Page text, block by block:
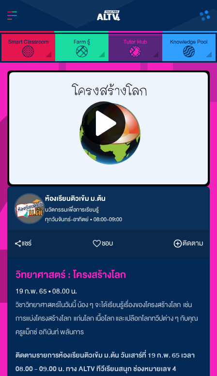
Smart Classroom Farm รู้ Tutor Hub Knowledge Pool
ห้องเรียนติวเข้ม ม.ต้น
นวัตกรรมเพื่อการเรียนรู้
ทุกวันจันทร์-อาทิตย์ • 08:00-09:00
แชร์ ชอบ ติดตาม
วิทยาศาสตร์ : โครงสร้างโลก
19 ก.พ. 65 • 08.00 น.
วิชาวิทยาศาสตร์ในวันนี้ น้อง ๆ จะได้เรียนรู้เรื่องของโครงสร้างโลก เช่น
การแบ่งโครงสร้างโลก แก่นโลก เนื้อโลก และเปลือกโลกทวีปต่าง ๆ กับคุณ
ครูแม็กซ์ อภินันท์ พลันการ
ติดตามรายการห้องเรียนติวเข้ม ม.ต้น วันเสาร์ที่ 19 ก.พ. 65 เวลา
08.00 - 09.00 น. ทาง ALTV ทีวีเรียนสนุก ช่องหมายเลข 4